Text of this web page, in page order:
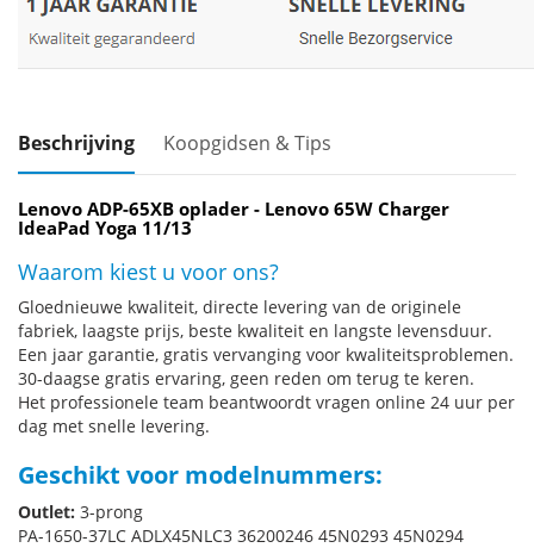
Beschrijving Koopgidsen & Tips
Lenovo ADP-65XB oplader - Lenovo 65W Charger
IdeaPad Yoga 11/13
Waarom kiest u voor ons?
Gloednieuwe kwaliteit, directe levering van de originele
fabriek, laagste prijs, beste kwaliteit en langste levensduur.
Een jaar garantie, gratis vervanging voor kwaliteitsproblemen.
30-daagse gratis ervaring, geen reden om terug te keren.
Het professionele team beantwoordt vragen online 24 uur per
dag met snelle levering.
Geschikt voor modelnummers:
Outlet: 3-prong
PA-1650-37LC ADLX45NLC3 36200246 45N0293 45N0294